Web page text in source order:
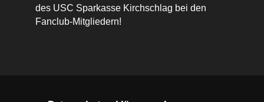
des USC Sparkasse Kirchschlag bei den
Fanclub-Mitgliedern!